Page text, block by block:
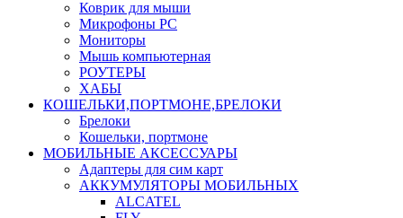
Коврик для мыши
Микрофоны PC
Мониторы
Мышь компьютерная
РОУТЕРЫ
ХАБЫ
КОШЕЛЬКИ,ПОРТМОНЕ,БРЕЛОКИ
Брелоки
Кошельки, портмоне
МОБИЛЬНЫЕ АКСЕССУАРЫ
Адаптеры для сим карт
АККУМУЛЯТОРЫ МОБИЛЬНЫХ
ALCATEL